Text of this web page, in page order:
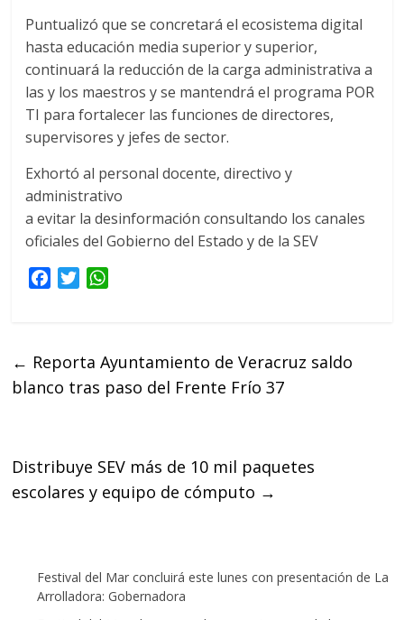
Puntualizó que se concretará el ecosistema digital
hasta educación media superior y superior,
continuará la reducción de la carga administrativa a
las y los maestros y se mantendrá el programa POR
TI para fortalecer las funciones de directores,
supervisores y jefes de sector.
Exhortó al personal docente, directivo y
administrativo
a evitar la desinformación consultando los canales
oficiales del Gobierno del Estado y de la SEV
b
o
T
t
e
s
A
← Reporta Ayuntamiento de Veracruz saldo
blanco tras paso del Frente Frío 37
Distribuye SEV más de 10 mil paquetes
escolares y equipo de cómputo →
Festival del Mar concluirá este lunes con presentación de La
Arrolladora: Gobernadora